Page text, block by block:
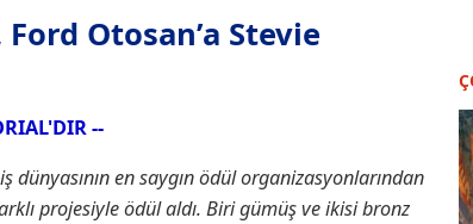
Otosan’a Stevie
--
en saygın ödül organizasyonlarından
projesiyle ödül aldı. Biri gümüş ve ikisi bronz